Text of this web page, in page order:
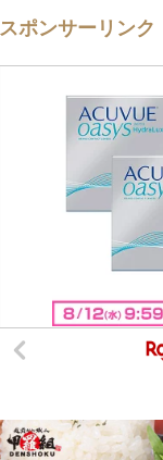
スポンサーリンク